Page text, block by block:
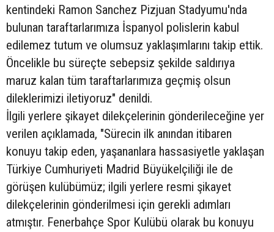
kentindeki Ramon Sanchez Pizjuan Stadyumu'nda
bulunan taraftarlarımıza İspanyol polislerin kabul
edilemez tutum ve olumsuz yaklaşımlarını takip ettik.
Öncelikle bu süreçte sebepsiz şekilde saldırıya
maruz kalan tüm taraftarlarımıza geçmiş olsun
dileklerimizi iletiyoruz" denildi.
İlgili yerlere şikayet dilekçelerinin gönderileceğine yer
verilen açıklamada, "Sürecin ilk anından itibaren
konuyu takip eden, yaşananlara hassasiyetle yaklaşan
Türkiye Cumhuriyeti Madrid Büyükelçiliği ile de
görüşen kulübümüz; ilgili yerlere resmi şikayet
dilekçelerinin gönderilmesi için gerekli adımları
atmıştır. Fenerbahçe Spor Kulübü olarak bu konuyu